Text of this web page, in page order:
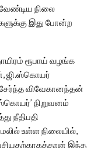
நிலை
இது போன்ற
ரூபாய் வழங்க
ஜி.ஸ்கொயர்
விவேகானந்தன்
நிறுவனம்
நீதிபதி
உள்ள நிலையில்,
இந்த